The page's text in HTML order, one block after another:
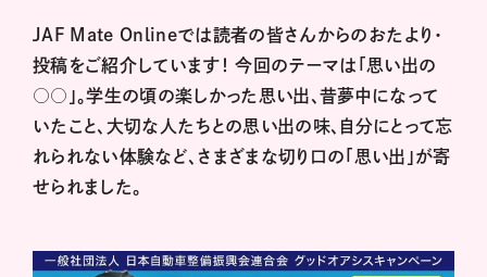
JAF Mate Onlineでは読者の皆さんからのおたより・
投稿をご紹介しています！ 今回のテーマは「思い出の
○○」。学生の頃の楽しかった思い出、昔夢中になって
いたこと、大切な人たちとの思い出の味、自分にとって忘
れられない体験など、さまざまな切り口の「思い出」が寄
せられました。